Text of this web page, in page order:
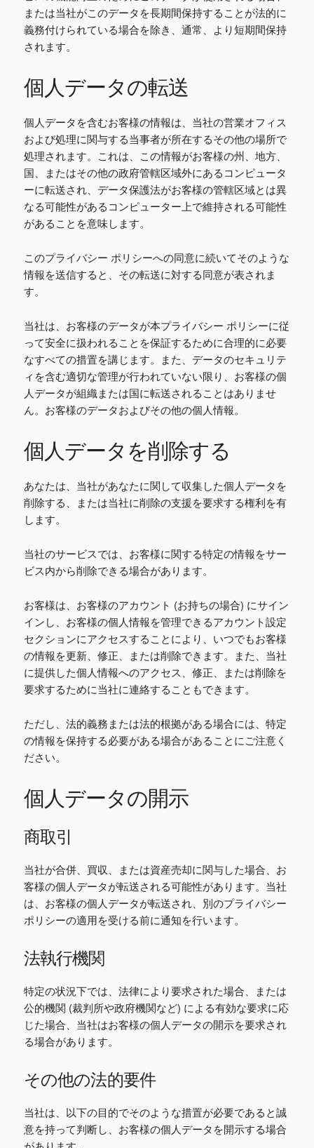
または当社がこのデータを長期間保持することが法的に
義務付けられている場合を除き、通常、より短期間保持
されます。
個人データの転送
個人データを含むお客様の情報は、当社の営業オフィス
および処理に関与する当事者が所在するその他の場所で
処理されます。これは、この情報がお客様の州、地方、
国、またはその他の政府管轄区域外にあるコンピュータ
ーに転送され、データ保護法がお客様の管轄区域とは異
なる可能性があるコンピューター上で維持される可能性
があることを意味します。
このプライバシー ポリシーへの同意に続いてそのような
情報を送信すると、その転送に対する同意が表されま
す。
当社は、お客様のデータが本プライバシー ポリシーに従
って安全に扱われることを保証するために合理的に必要
なすべての措置を講じます。また、データのセキュリテ
ィを含む適切な管理が行われていない限り、お客様の個
人データが組織または国に転送されることはありませ
ん。お客様のデータおよびその他の個人情報。
個人データを削除する
あなたは、当社があなたに関して収集した個人データを
削除する、または当社に削除の支援を要求する権利を有
します。
当社のサービスでは、お客様に関する特定の情報をサー
ビス内から削除できる場合があります。
お客様は、お客様のアカウント (お持ちの場合) にサイン
インし、お客様の個人情報を管理できるアカウント設定
セクションにアクセスすることにより、いつでもお客様
の情報を更新、修正、または削除できます。また、当社
に提供した個人情報へのアクセス、修正、または削除を
要求するために当社に連絡することもできます。
ただし、法的義務または法的根拠がある場合には、特定
の情報を保持する必要がある場合があることにご注意く
ださい。
個人データの開示
商取引
当社が合併、買収、または資産売却に関与した場合、お
客様の個人データが転送される可能性があります。当社
は、お客様の個人データが転送され、別のプライバシー
ポリシーの適用を受ける前に通知を行います。
法執行機関
特定の状況下では、法律により要求された場合、または
公的機関 (裁判所や政府機関など) による有効な要求に応
じた場合、当社はお客様の個人データの開示を要求され
る場合があります。
その他の法的要件
当社は、以下の目的でそのような措置が必要であると誠
意を持って判断し、お客様の個人データを開示する場合